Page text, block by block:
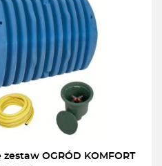
OGRÓD KOMFORT